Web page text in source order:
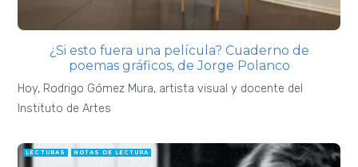
¿Si esto fuera una película? Cuaderno de
poemas gráficos, de Jorge Polanco
Hoy, Rodrigo Gómez Mura, artista visual y docente del
Instituto de Artes
LECTURAS NOTAS DE LECTURA